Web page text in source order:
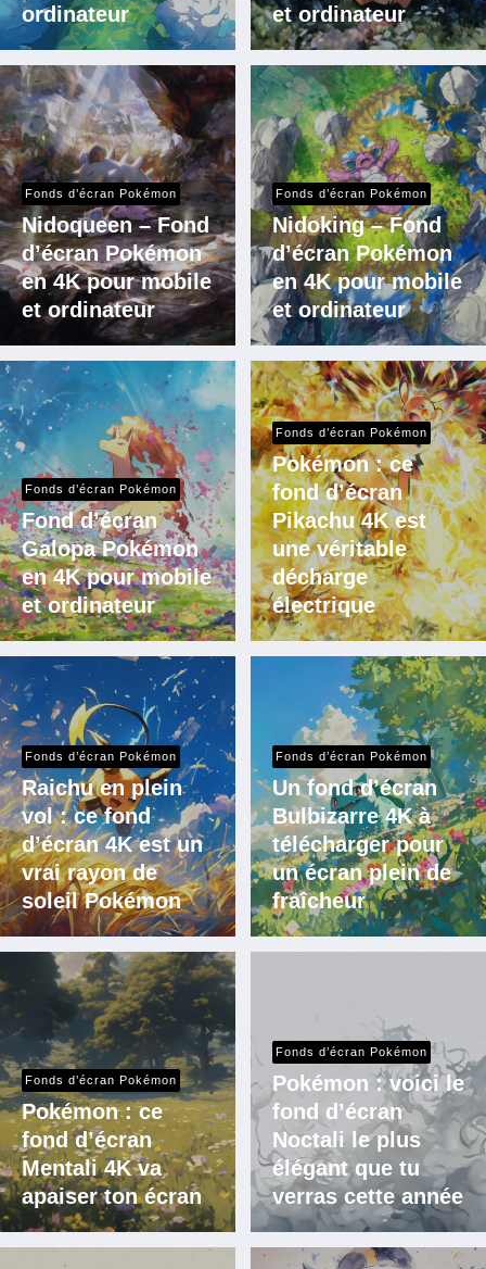
ordinateur
et ordinateur
Fonds d’écran Pokémon
Nidoqueen – Fond
d’écran Pokémon
en 4K pour mobile
et ordinateur
Fonds d’écran Pokémon
Nidoking – Fond
d’écran Pokémon
en 4K pour mobile
et ordinateur
Fonds d’écran Pokémon
Fond d’écran
Galopa Pokémon
en 4K pour mobile
et ordinateur
Fonds d’écran Pokémon
Pokémon : ce
fond d’écran
Pikachu 4K est
une véritable
décharge
électrique
Fonds d’écran Pokémon
Raichu en plein
vol : ce fond
d’écran 4K est un
vrai rayon de
soleil Pokémon
Fonds d’écran Pokémon
Un fond d’écran
Bulbizarre 4K à
télécharger pour
un écran plein de
fraîcheur
Fonds d’écran Pokémon
Pokémon : ce
fond d’écran
Mentali 4K va
apaiser ton écran
Fonds d’écran Pokémon
Pokémon : voici le
fond d’écran
Noctali le plus
élégant que tu
verras cette année